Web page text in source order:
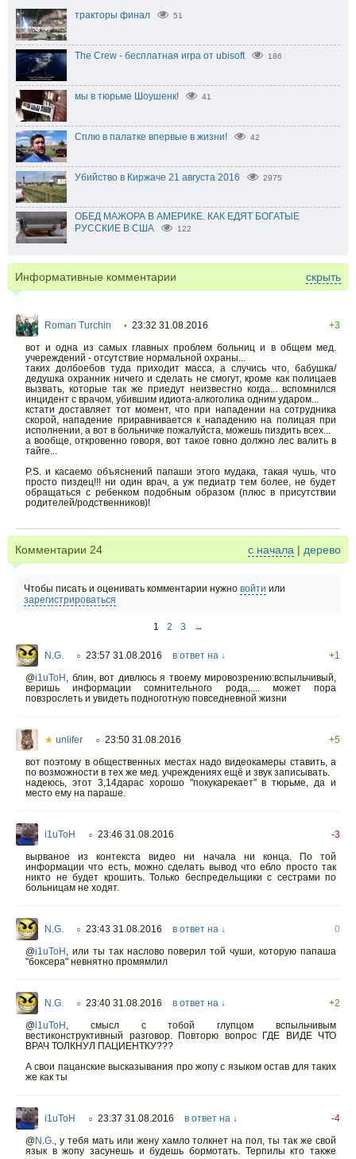
тракторы финал 51
The Crew - бесплатная игра от ubisoft 186
мы в тюрьме Шоушенк! 41
Сплю в палатке впервые в жизни! 42
Убийство в Киржаче 21 августа 2016 2975
ОБЕД МАЖОРА В АМЕРИКЕ. КАК ЕДЯТ БОГАТЫЕ
РУССКИЕ В США
122
Информативные комментарии скрыть
Roman Turchin • 23:32 31.08.2016
+3
вот и одна из самых главных проблем больниц и в общем мед.
учереждений - отсутствие нормальной охраны...
таких долбоебов туда приходит масса, а случись что, бабушка/
дедушка охранник ничего и сделать не смогут, кроме как полицаев
вызвать, которые так же приедут неизвестно когда... вспомнился
инцидент с врачом, убившим идиота-алкоголика одним ударом...
кстати доставляет тот момент, что при нападении на сотрудника
скорой, нападение приравнивается к нападению на полицая при
исполнении, а вот в больничке пожалуйста, можешь пиздить всех...
а вообще, откровенно говоря, вот такое говно должно лес валить в
тайге...
P.S. и касаемо объяснений папаши этого мудака, такая чушь, что
просто пиздец!!! ни один врач, а уж педиатр тем более, не будет
обращаться с ребенком подобным образом (плюс в присутствии
родителей/родственников)!
Комментарии 24 с начала | дерево
Чтобы писать и оценивать комментарии нужно войти или
зарегистрироваться
1 2 3 →
N.G. ○ 23:57 31.08.2016 в ответ на ↓
+1
@i1uToH
блин, вот дивлюсь я твоему мировозрению:вспыльчивый,
веришь информации сомнительного рода,.... может пора
повзрослеть и увидеть подноготную повседневной жизни
★ unlifer ○ 23:50 31.08.2016
+5
вот поэтому в общественных местах надо видеокамеры ставить, а
по возможности в тех же мед. учреждениях ещё и звук записывать.
надеюсь, этот 3,14дарас хорошо "покукарекает" в тюрьме, да и
место ему на параше.
i1uToH ○ 23:46 31.08.2016
-3
вырваное из контекста видео ни начала ни конца. По той
информации что есть, можно сделать вывод что ебло просто так
никто не будет крошить. Только беспредельщики с сестрами по
больницам не ходят.
N.G. ○ 23:43 31.08.2016 в ответ на ↓
0
@i1uToH
или ты так наслово поверил той чуши, которую папаша
"боксера" невнятно промямлил
N.G. ○ 23:40 31.08.2016 в ответ на ↓
+2
@i1uToH
смысл с тобой глупцом вспыльчивым
вестиконструктивный разговор. Повторю вопрос ГДЕ ВИДЕ ЧТО
ВРАЧ ТОЛКНУЛ ПАЦИЕНТКУ???
А свои пацанские высказывания про жопу с языком остав для таких
же как ты
i1uToH ○ 23:37 31.08.2016 в ответ на ↓
-4
@N.G.
, у тебя мать или жену хамло толкнет на пол, ты так же свой
язык в жопу засунешь и будешь бормотать. Терпилы кто также